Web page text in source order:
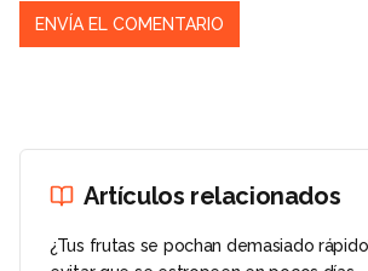
Artículos relacionados
¿Tus frutas se pochan demasiado